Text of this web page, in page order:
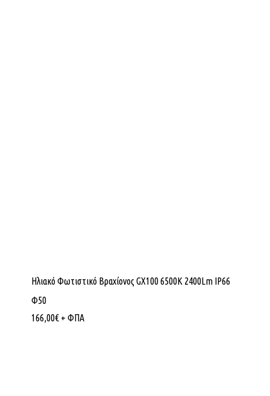
Ηλιακό Φωτιστικό Βραχίονος GX100 6500K 2400Lm IP66
Φ50
166,00€ + ΦΠΑ